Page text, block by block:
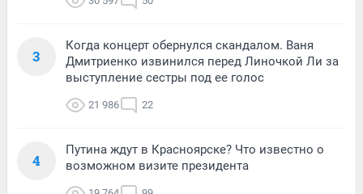
3
Когда концерт обернулся скандалом. Ваня
Дмитриенко извинился перед Линочкой Ли за
выступление сестры под ее голос
21 986 22
4
Путина ждут в Красноярске? Что известно о
возможном визите президента